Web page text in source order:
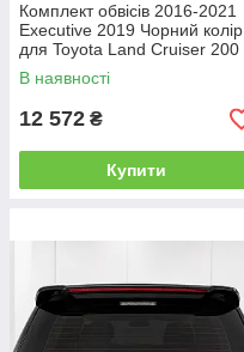
Комплект обвісів 2016-2021
Executive 2019 Чорний колір
для Toyota Land Cruiser 200
рр
В наявності
12 572 ₴
Купити